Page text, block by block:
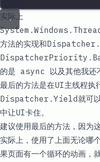
实际上
方法的实现和
的是 async 以及其他我还
最后的方法是在UI主线程执
Dispatcher.Yield就可
中让UI卡住。
建议使用最后的方法，因为
实际上，使用了上面无论哪
果页面有一个循环的动画，